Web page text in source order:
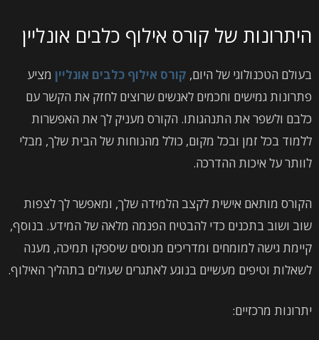
היתרונות של קורס אילוף כלבים אונליין
בעולם הטכנולוגי של היום, קורס אילוף כלבים אונליין מציע
פתרונות גמישים וחכמים לאנשים שרוצים לחזק את הקשר עם
כלבם ולשפר את התנהגותו. הקורס מעניק לך את האפשרות
ללמוד בכל זמן ובכל מקום, כולל מהנוחות של הבית שלך, מבלי
לוותר על איכות ההדרכה.
הקורס מותאם אישית לקצב הלמידה שלך, ומאפשר לך לצפות
שוב ושוב בתכנים כדי להבטיח הפנמה מלאה של המידע. בנוסף,
קיימת גישה למומחים ומדריכים מנוסים שיספקו תמיכה, מענה
לשאלות וטיפים מעשיים בנוגע לאתגרים שעולים בתהליך האילוף.
יתרונות מרכזיים: